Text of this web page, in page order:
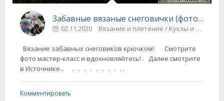
Забавные вязаные снеговички (фото мастер-класс)
02.11.2020 Вязание и плетение / Куклы и игрушки
Вязание забавных снеговиков крючком! Смотрите
фото мастер-класс и вдохновляйтесь! . Далее смотрите
в Источнике... . . . . . . . . . .
Комментировать